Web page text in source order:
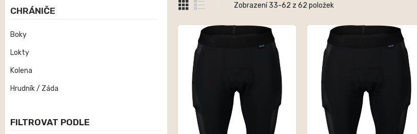
CHRÁNIČE
Boky
Lokty
Kolena
Hrudník / Záda
FILTROVAT PODLE
Zobrazení 33-62 z 62 položek